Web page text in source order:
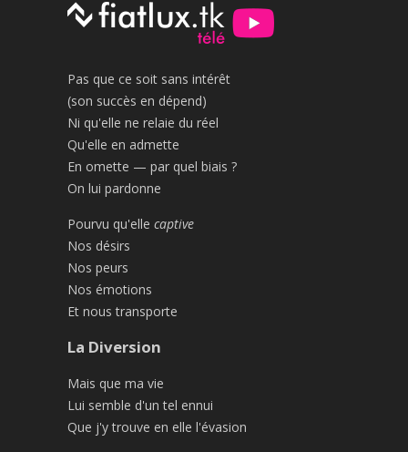
Pas que ce soit sans intérêt
(son succès en dépend)
Ni qu'elle ne relaie du réel
Qu'elle en admette
En omette — par quel biais ?
On lui pardonne
Pourvu qu'elle captive
Nos désirs
Nos peurs
Nos émotions
Et nous transporte
La Diversion
Mais que ma vie
Lui semble d'un tel ennui
Que j'y trouve en elle l'évasion